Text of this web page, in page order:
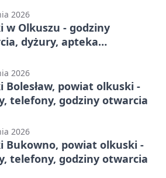
2026
w Olkuszu - godziny
dyżury, apteka
2026
Bolesław, powiat olkuski -
telefony, godziny otwarcia
2026
Bukowno, powiat olkuski -
telefony, godziny otwarcia